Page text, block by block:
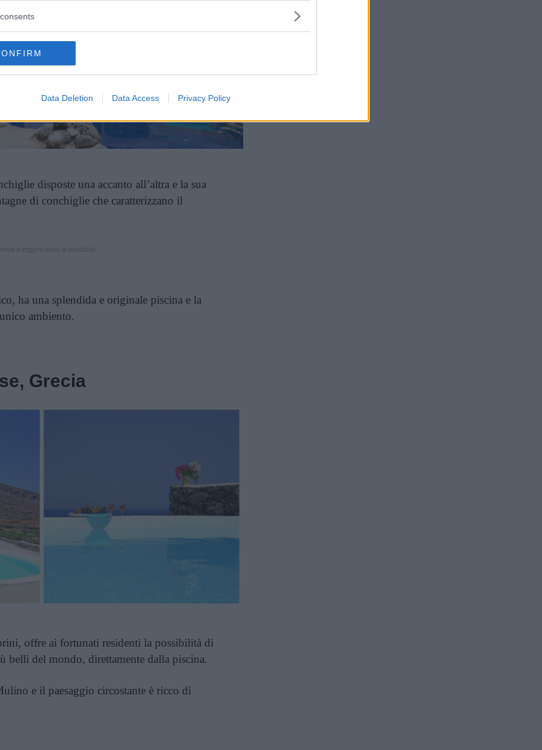
Data Deletion Data Access Privacy Policy
disposte una accanto all’altra e la sua
di conchiglie che caratterizzano il
ha una splendida e originale piscina e la
ambiento.
Grecia
offre ai fortunati residenti la possibilità di
belli del mondo, direttamente dalla piscina.
e il paesaggio circostante è ricco di